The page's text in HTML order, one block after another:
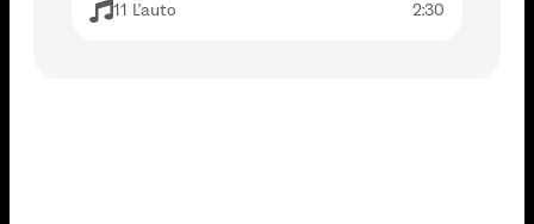
11 L'auto 2:30